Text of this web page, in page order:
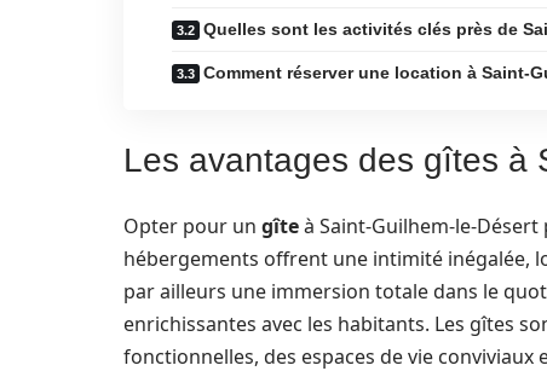
Quelles sont les activités clés près de
Comment réserver une location à Saint-
Les avantages des gîtes à
Opter pour un gîteà Saint-Guilhem-le-
hébergements offrent une intimité inégalée,
par ailleurs une immersion totale dans le
enrichissantes avec les habitants. Les gîtes
fonctionnelles, des espaces de vie